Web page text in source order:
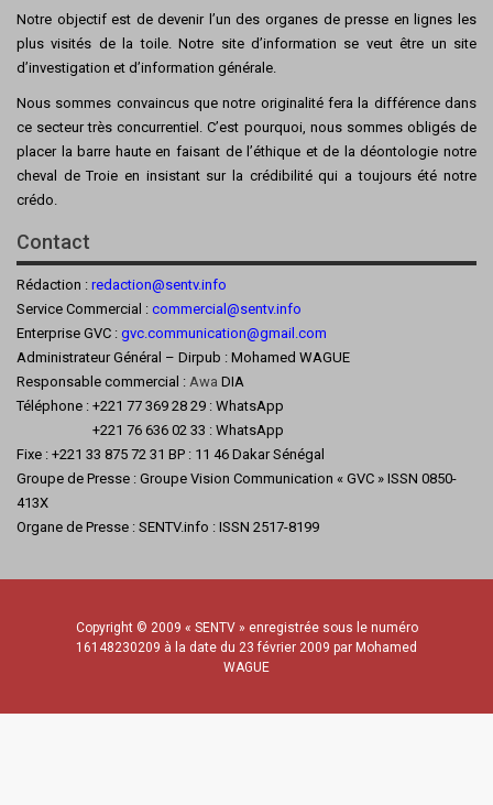
Notre objectif est de devenir l’un des organes de presse en lignes les
plus visités de la toile. Notre site d’information se veut être un site
d’investigation et d’information générale.
Nous sommes convaincus que notre originalité fera la différence dans
ce secteur très concurrentiel. C’est pourquoi, nous sommes obligés de
placer la barre haute en faisant de l’éthique et de la déontologie notre
cheval de Troie en insistant sur la crédibilité qui a toujours été notre
crédo.
Contact
Rédaction : redaction@sentv.info
Service Commercial : commercial@sentv.info
Enterprise GVC : gvc.communication@gmail.com
Administrateur Général – Dirpub : Mohamed WAGUE
Responsable commercial : Awa DIA
Téléphone : +221 77 369 28 29 : WhatsApp
+221 76 636 02 33 : WhatsApp
Fixe : +221 33 875 72 31 BP : 11 46 Dakar Sénégal
Groupe de Presse : Groupe Vision Communication « GVC » ISSN 0850-
413X
Organe de Presse : SENTV.info : ISSN 2517-8199
Copyright © 2009 « SENTV » enregistrée sous le numéro
16148230209 à la date du 23 février 2009 par Mohamed
WAGUE